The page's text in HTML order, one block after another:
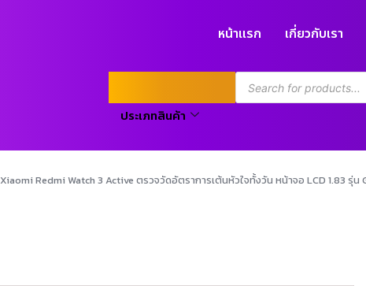
หน้าแรก เกี่ยวกับเรา
ประเภทสินค้า
Xiaomi Redmi Watch 3 Active ตรวจวัดอัตราการเต้นหัวใจทั้งวัน หน้าจอ LCD 1.83 รุ่น